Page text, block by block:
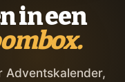
in een
Adventskalender,